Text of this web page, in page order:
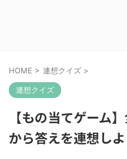
HOME > 連想クイズ >
連想クイズ
【もの当てゲーム
から答えを連想しよ